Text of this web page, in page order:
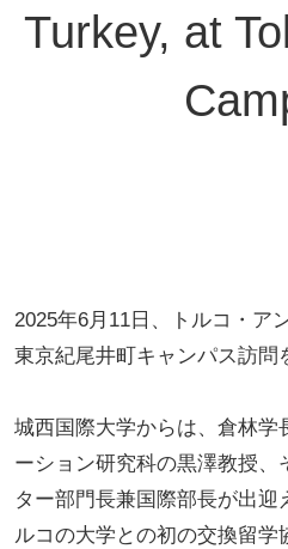
Turkey, at
2025年6月11日、トルコ・ア
東京紀尾井町キャンパス訪問
城西国際大学からは、倉林学
ーション研究科の黒澤教授、
ター部門長兼国際部長が出迎
ルコの大学との初の交換留学